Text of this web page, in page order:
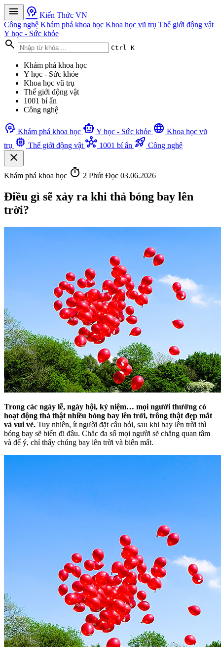
menu psychology Kiến Thức VN
Công nghệ Khám phá khoa học Khoa học vũ trụ Thế giới động vật
Y học - Sức khỏe
search Ctrl K
Khám phá khoa học
Y học - Sức khỏe
Khoa học vũ trụ
Thế giới động vật
1001 bí ẩn
Công nghệ
psychology Khám phá khoa học smart_toy Y học - Sức khỏe language Khoa học vũ
trụ memory Thế giới động vật hub 1001 bí ẩn rocket_launch Công nghệ
close
Khám phá khoa học timer 2 Phút Đọc 03.06.2026
Điều gì sẽ xảy ra khi thả bóng bay lên
trời?
Trong các ngày lễ, ngày hội, kỷ niệm… mọi người thường có
hoạt động thả thật nhiều bóng bay lên trời, trông thật đẹp mắt
và vui vẻ. Tuy nhiên, ít người đặt câu hỏi, sau khi bay lên trời thì
bóng bay sẽ biến đi đâu. Chắc đa số mọi người sẽ chẳng quan tâm
và để ý, chỉ thấy chúng bay lên trời và biến mất.